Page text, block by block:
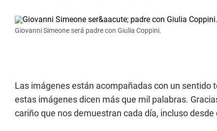
Giovanni Simeone será padre con Giulia Coppini.
Las imágenes están acompañadas con un sentido
estas imágenes dicen más que mil palabras.
cariño que nos demuestran cada día, incluso